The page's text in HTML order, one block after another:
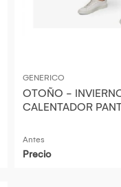
GENERICO
OTOÑO -
CALENTADOR
ESTANDAR
Antes
Precio